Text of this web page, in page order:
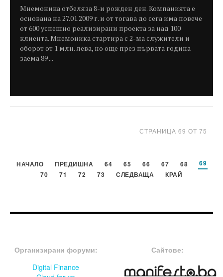
Мнемоника отбеляза 8-и рожден ден. Компанията е
основана на 27.01.2009 г. и от тогава до сега има повече
от 600 успешно реализирани проекта за над 100
клиента. Мнемоника стартира с 2-ма служители и
оборот от 1 млн. лева, но още през първата година
заема 89 ...
СТРАНИЦА 69 ОТ 75
НАЧАЛО ПРЕДИШНА 64 65 66 67 68
69
70
71 72 73 СЛЕДВАЩА КРАЙ
Организирани форуми:
Digital Finance
Сайтове: